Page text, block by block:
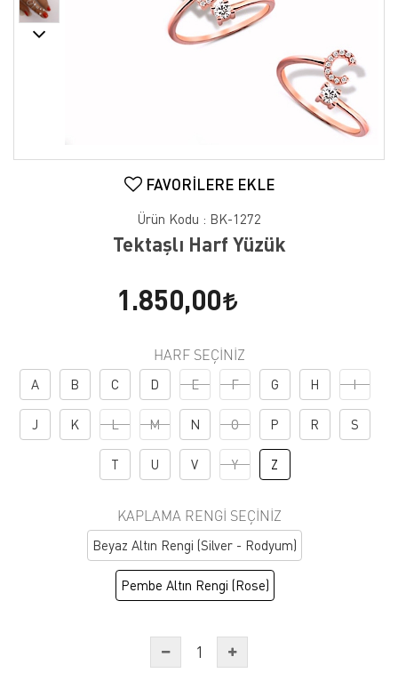
FAVORILERE EKLE
Ürün Kodu : BK-1272
Tektaşlı Harf Yüzük
1.850,00
HARF SEÇINIZ
A B C D E F G H I
J K L M N O P R S
T U V Y Z
KAPLAMA RENGI SEÇINIZ
Beyaz Altın Rengi (Silver - Rodyum)
Pembe Altın Rengi (Rose)